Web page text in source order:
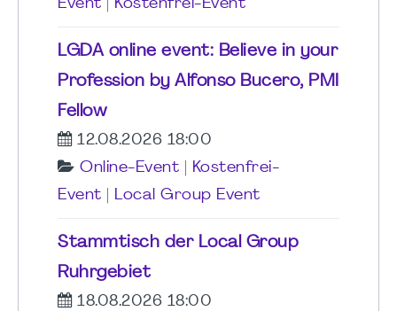
Event Kostenfrei-Event
LGDA online event: Believe in your
Profession by Alfonso Bucero, PMI
Fellow
12.08.2026 18:00
Online-Event
Kostenfrei-
Event
Local Group Event
Stammtisch der Local Group
Ruhrgebiet
18.08.2026 18:00